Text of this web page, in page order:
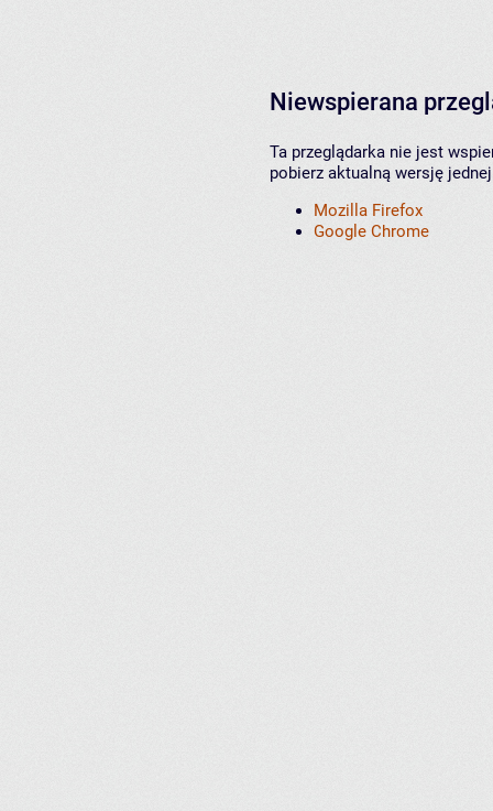
Niewspierana
Ta przeglądarka nie jest
pobierz aktualną wersję
Mozilla Firefox
Google Chrome